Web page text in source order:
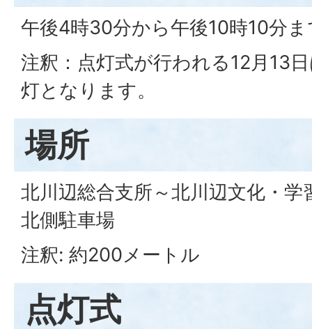
午後4時30分から午後10時10分ま
注釈：点灯式が行われる12月13
灯となります。
場所
北川辺総合支所～北川辺文化・
北側駐車場
注釈: 約200メートル
点灯式